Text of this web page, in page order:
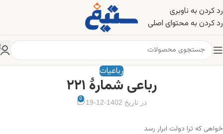
رد کردن به ناوبری
رد کردن به محتوای اصلی
رباعیات
رباعی شمارهٔ ۲۲۱
در تاریخ 1402-12-19 0
خواهی که ترا دولت ابرار رسد